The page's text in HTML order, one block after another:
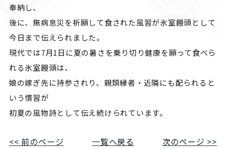
奉納し、
後に、無病息災を祈願して食された風習が氷室饅頭として
今日まで伝えられました。
現代では7月1日に夏の暑さを乗り切り健康を願って食べら
れる氷室饅頭は、
娘の嫁ぎ先に持参されり、親類縁者・近隣にも配られると
いう慣習が
初夏の風物詩として伝え続けられています。
<< 前のページ 一覧へ戻る 次のページ >>